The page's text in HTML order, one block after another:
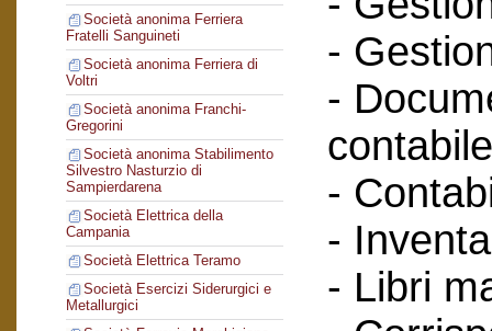
Società anonima Ferriera
Fratelli Sanguineti
Società anonima Ferriera di
Voltri
Società anonima Franchi-
Gregorini
Società anonima Stabilimento
Silvestro Nasturzio di
Sampierdarena
Società Elettrica della
Campania
Società Elettrica Teramo
Società Esercizi Siderurgici e
Metallurgici
-
-
-
-
- Libri